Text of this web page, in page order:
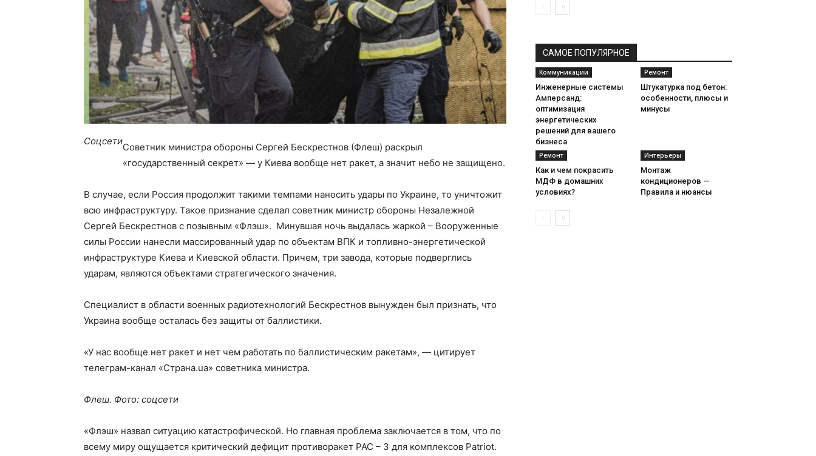
Соцсети
Советник министра обороны Сергей Бескрестнов (Флеш) раскрыл
«государственный секрет» — у Киева вообще нет ракет, а значит небо не защищено.
В случае, если Россия продолжит такими темпами наносить удары по Украине, то уничтожит
всю инфраструктуру. Такое признание сделал советник министр обороны Незалежной
Сергей Бескрестнов с позывным «Флэш». Минувшая ночь выдалась жаркой – Вооруженные
силы России нанесли массированный удар по объектам ВПК и топливно-энергетической
инфраструктуре Киева и Киевской области. Причем, три завода, которые подверглись
ударам, являются объектами стратегического значения.
Специалист в области военных радиотехнологий Бескрестнов вынужден был признать, что
Украина вообще осталась без защиты от баллистики.
«У нас вообще нет ракет и нет чем работать по баллистическим ракетам», — цитирует
телеграм-канал «Страна.ua» советника министра.
Флеш. Фото: соцсети
«Флэш» назвал ситуацию катастрофической. Но главная проблема заключается в том, что по
всему миру ощущается критический дефицит противоракет РАС – 3 для комплексов Patriot.
САМОЕ ПОПУЛЯРНОЕ
Коммуникации
Инженерные системы
Амперсанд:
оптимизация
энергетических
решений для вашего
бизнеса
Ремонт
Штукатурка под бетон:
особенности, плюсы и
минусы
Ремонт
Как и чем покрасить
МДФ в домашних
условиях?
Интерьеры
Монтаж
кондиционеров —
Правила и нюансы